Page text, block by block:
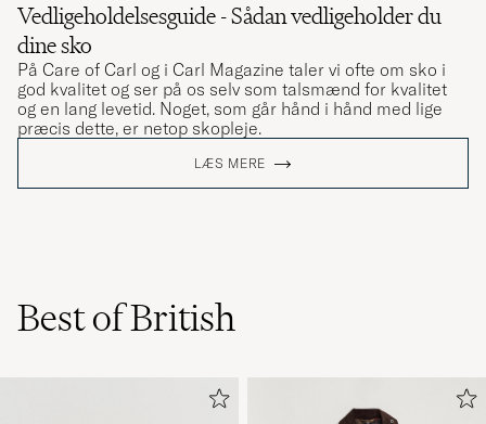
Vedligeholdelsesguide - Sådan vedligeholder du
dine sko
På Care of Carl og i Carl Magazine taler vi ofte om sko i
god kvalitet og ser på os selv som talsmænd for kvalitet
og en lang levetid. Noget, som går hånd i hånd med lige
præcis dette, er netop skopleje.
LÆS MERE
Best of British